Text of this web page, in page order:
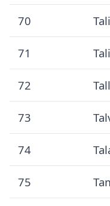
70
71
72
73
74
75